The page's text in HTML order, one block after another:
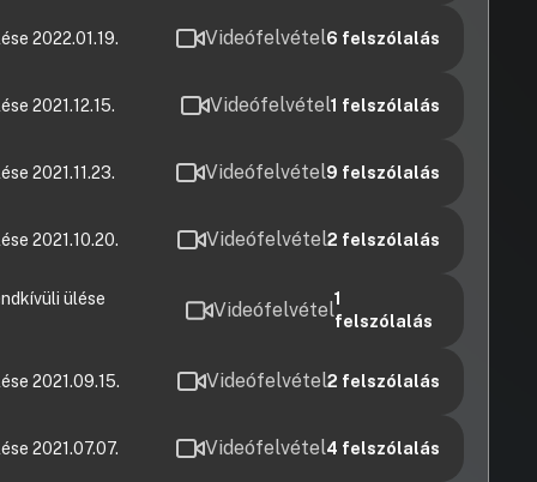
2022.01.19. Videófelvétel6 felszólalás
2021.12.15. Videófelvétel1 felszólalás
2021.11.23. Videófelvétel9 felszólalás
2021.10.20. Videófelvétel2 felszólalás
ülése
Videófelvétel1
felszólalás
2021.09.15. Videófelvétel2 felszólalás
2021.07.07. Videófelvétel4 felszólalás